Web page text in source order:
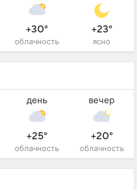
+30°
облачность
+23°
ясно
день
+25°
облачность
вечер
+20°
облачность